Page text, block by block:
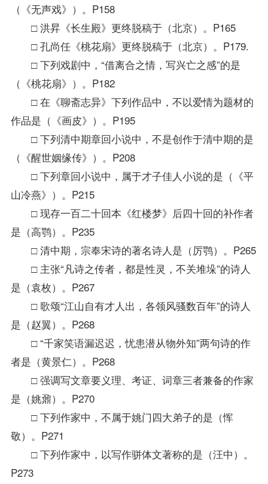
（《无声戏》）。P158
□ 洪昇《长生殿》更终脱稿于（北京）。P165
□ 孔尚任《桃花扇》更终脱稿于（北京）。P179.
□ 下列戏剧中，“借离合之情，写兴亡之感”的是
（《桃花扇》）。P182
□ 在《聊斋志异》下列作品中，不以爱情为题材的
作品是（《画皮》）。P195
□ 下列清中期章回小说中，不是创作于清中期的是
（《醒世姻缘传》）。P208
□ 下列章回小说中，属于才子佳人小说的是（《平
山冷燕》）。P215
□ 现存一百二十回本《红楼梦》后四十回的补作者
是（高鹗）。P235
□ 清中期，宗奉宋诗的著名诗人是（厉鹗）。P265
□ 主张“凡诗之传者，都是性灵，不关堆垛”的诗人
是（袁枚）。P267
□ 歌颂“江山自有才人出，各领风骚数百年”的诗人
是（赵翼）。P268
□ “千家笑语漏迟迟，忧患潜从物外知”两句诗的作
者是（黄景仁）。P268
□ 强调写文章要义理、考证、词章三者兼备的作家
是（姚鼐）。P270
□ 下列作家中，不属于姚门四大弟子的是（恽
敬）。P271
□ 下列作家中，以写作骈体文著称的是（汪中）。
P273